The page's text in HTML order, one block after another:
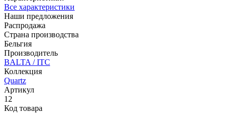
Все характеристики
Наши предложения
Распродажа
Страна производства
Бельгия
Производитель
BALTA / ITC
Коллекция
Quartz
Артикул
12
Код товара